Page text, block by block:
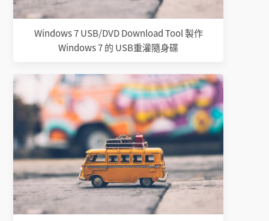
Windows 7 USB/DVD Download Tool 製作
Windows 7 的 USB重灌隨身碟